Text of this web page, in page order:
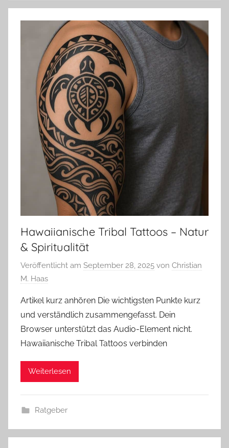
Hawaiianische Tribal Tattoos – Natur
& Spiritualität
Veröffentlicht am September 28, 2025 von Christian
M. Haas
Artikel kurz anhören Die wichtigsten Punkte kurz
und verständlich zusammengefasst. Dein
Browser unterstützt das Audio-Element nicht.
Hawaiianische Tribal Tattoos verbinden
Weiterlesen
Ratgeber